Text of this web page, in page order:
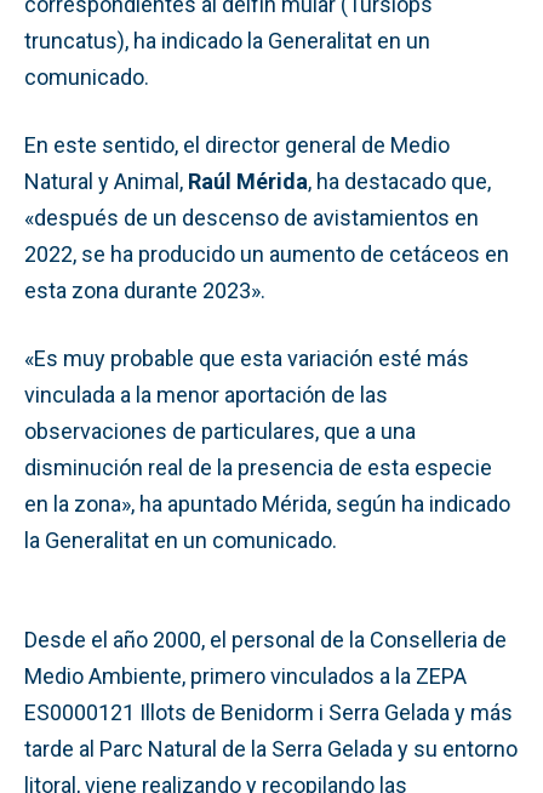
truncatus), ha indicado la Generalitat en un
comunicado.
En este sentido, el director general de Medio
Natural y Animal, Raúl Mérida, ha destacado que,
«después de un descenso de avistamientos en
2022, se ha producido un aumento de cetáceos en
esta zona durante 2023».
«Es muy probable que esta variación esté más
vinculada a la menor aportación de las
observaciones de particulares, que a una
disminución real de la presencia de esta especie
en la zona», ha apuntado Mérida, según ha indicado
la Generalitat en un comunicado.
Desde el año 2000, el personal de la Conselleria de
Medio Ambiente, primero vinculados a la ZEPA
ES0000121 Illots de Benidorm i Serra Gelada y más
tarde al Parc Natural de la Serra Gelada y su entorno
litoral, viene realizando y recopilando las